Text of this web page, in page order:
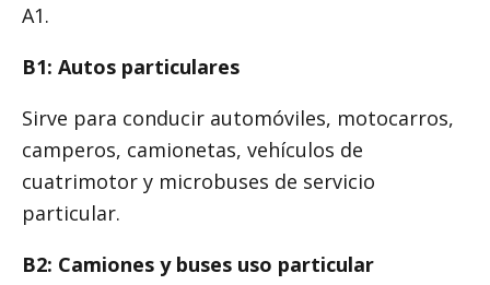
A1.
B1: Autos particulares
Sirve para conducir automóviles, motocarros,
camperos, camionetas, vehículos de
cuatrimotor y microbuses de servicio
particular.
B2: Camiones y buses uso particular